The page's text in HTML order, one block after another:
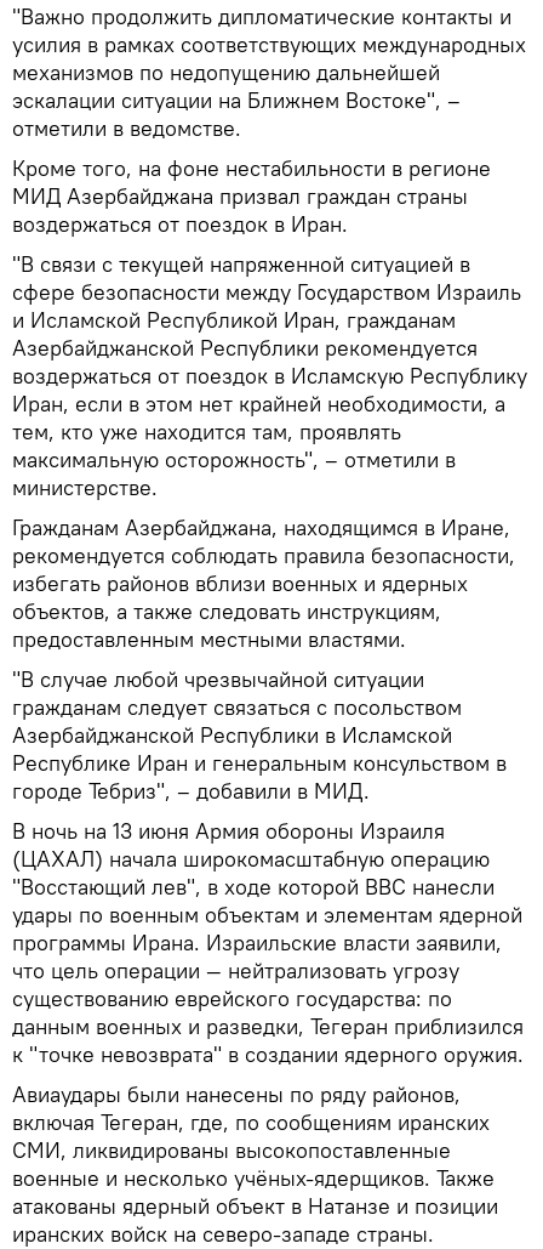
"Важно продолжить дипломатические контакты и
усилия в рамках соответствующих международных
механизмов по недопущению дальнейшей
эскалации ситуации на Ближнем Востоке", –
отметили в ведомстве.
Кроме того, на фоне нестабильности в регионе
МИД Азербайджана призвал граждан страны
воздержаться от поездок в Иран.
"В связи с текущей напряженной ситуацией в
сфере безопасности между Государством Израиль
и Исламской Республикой Иран, гражданам
Азербайджанской Республики рекомендуется
воздержаться от поездок в Исламскую Республику
Иран, если в этом нет крайней необходимости, а
тем, кто уже находится там, проявлять
максимальную осторожность", – отметили в
министерстве.
Гражданам Азербайджана, находящимся в Иране,
рекомендуется соблюдать правила безопасности,
избегать районов вблизи военных и ядерных
объектов, а также следовать инструкциям,
предоставленным местными властями.
"В случае любой чрезвычайной ситуации
гражданам следует связаться с посольством
Азербайджанской Республики в Исламской
Республике Иран и генеральным консульством в
городе Тебриз", – добавили в МИД.
В ночь на 13 июня Армия обороны Израиля
(ЦАХАЛ) начала широкомасштабную операцию
"Восстающий лев", в ходе которой ВВС нанесли
удары по военным объектам и элементам ядерной
программы Ирана. Израильские власти заявили,
что цель операции — нейтрализовать угрозу
существованию еврейского государства: по
данным военных и разведки, Тегеран приблизился
к "точке невозврата" в создании ядерного оружия.
Авиаудары были нанесены по ряду районов,
включая Тегеран, где, по сообщениям иранских
СМИ, ликвидированы высокопоставленные
военные и несколько учёных-ядерщиков. Также
атакованы ядерный объект в Натанзе и позиции
иранских войск на северо-западе страны.